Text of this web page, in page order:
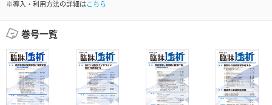
※導入・利用方法の詳細はこちら
巻号一覧